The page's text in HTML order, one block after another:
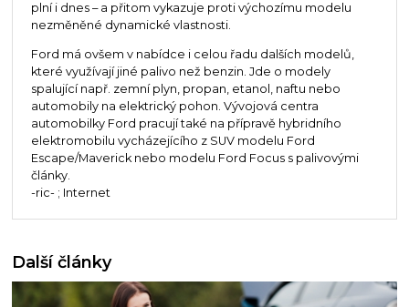
plní i dnes – a přitom vykazuje proti výchozímu modelu
nezměněné dynamické vlastnosti.
Ford má ovšem v nabídce i celou řadu dalších modelů,
které využívají jiné palivo než benzin. Jde o modely
spalující např. zemní plyn, propan, etanol, naftu nebo
automobily na elektrický pohon. Vývojová centra
automobilky Ford pracují také na přípravě hybridního
elektromobilu vycházejícího z SUV modelu Ford
Escape/Maverick nebo modelu Ford Focus s palivovými
články.
-ric- ; Internet
Další články